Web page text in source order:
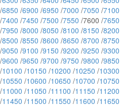
/6850 /6900 /6950 /7000 /7050 /7100
/7400 /7450 /7500 /7550 /7600 /7650
/7950 /8000 /8050 /8100 /8150 /8200
/8500 /8550 /8600 /8650 /8700 /8750
/9050 /9100 /9150 /9200 /9250 /9300
/9600 /9650 /9700 /9750 /9800 /9850
/10100 /10150 /10200 /10250 /10300
/10550 /10600 /10650 /10700 /10750
/11000 /11050 /11100 /11150 /11200
/11450 /11500 /11550 /11600 /11650